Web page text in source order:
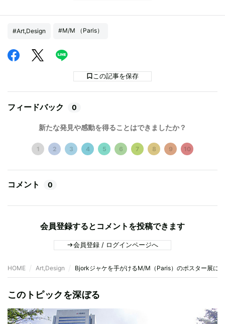
#Art,Design #M/M （Paris）
この記事を保存
フィードバック 0
新たな発見や感動を得ることはできましたか？
1 2 3 4 5 6 7 8 9 10
コメント 0
会員登録するとコメントを投稿できます
会員登録 / ログインページへ
HOME Art,Design Bjorkジャケを手がけるM/M（Paris）のポスター展に
このトピックを深ぼる